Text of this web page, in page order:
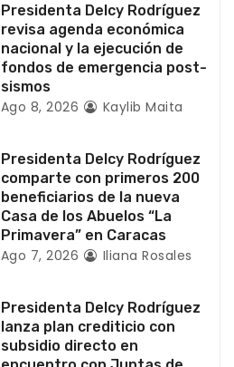
Presidenta Delcy Rodríguez
revisa agenda económica
nacional y la ejecución de
fondos de emergencia post-
sismos
Ago 8, 2026 Kaylib Maita
Presidenta Delcy Rodríguez
comparte con primeros 200
beneficiarios de la nueva
Casa de los Abuelos “La
Primavera” en Caracas
Ago 7, 2026 Iliana Rosales
Presidenta Delcy Rodríguez
lanza plan crediticio con
subsidio directo en